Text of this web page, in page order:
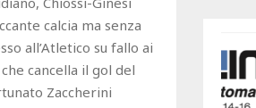
calcia ma senza
all’Atletico su fallo ai
cancella il gol del
Zaccherini
15
16
17